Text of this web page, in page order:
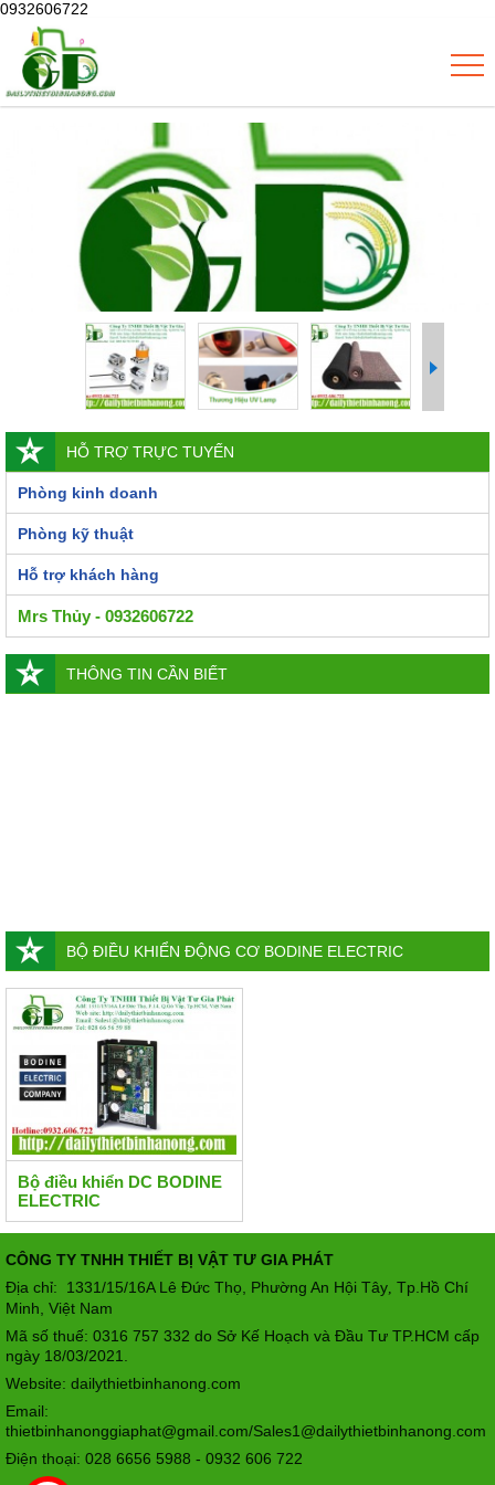
0932606722
HỖ TRỢ TRỰC TUYẾN
Phòng kinh doanh
Phòng kỹ thuật
Hỗ trợ khách hàng
Mrs Thủy - 0932606722
THÔNG TIN CẦN BIẾT
BỘ ĐIỀU KHIỂN ĐỘNG CƠ BODINE ELECTRIC
Bộ điều khiển DC BODINE
ELECTRIC
CÔNG TY TNHH THIẾT BỊ VẬT TƯ GIA PHÁT
Địa chỉ: 1331/15/16A Lê Đức Thọ, Phường An Hội Tây Tp.Hồ Chí
Minh, Việt Nam
Mã số thuế: 0316 757 332 do Sở Kế Hoạch và Đầu Tư TP.HCM cấp
ngày 18/03/2021.
Website: dailythietbinhanong.com
Email:
thietbinhanonggiaphat@gmail.com/Sales1@dailythietbinhanong.com
Điện thoại: 028 6656 5988 - 0932 606 722